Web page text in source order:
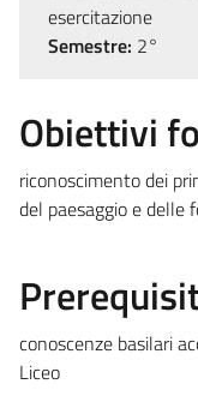
esercitazione
Semestre: 2°
Obiettivi
riconoscimento dei
del paesaggio e
conoscenze basilari
Liceo